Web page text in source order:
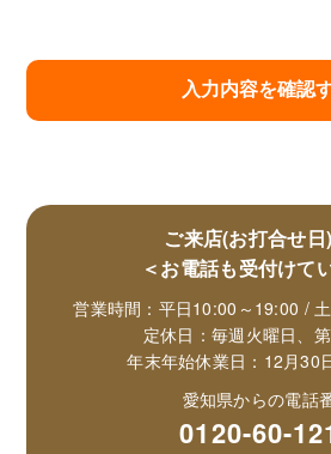
ご来店(お打合せ
＜お電話も受付けて
営業時間：平日10:00～19:00 /
定休日：毎週火曜日、
年末年始休業日：12月30
愛知県からの電話
0120-60-